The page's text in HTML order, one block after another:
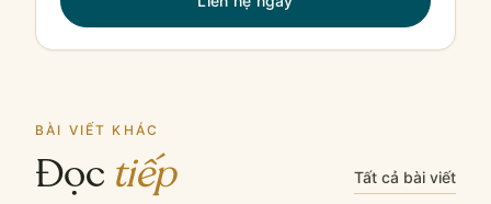
BÀI VIẾT KHÁC
Đọc tiếp Tất cả bài viết